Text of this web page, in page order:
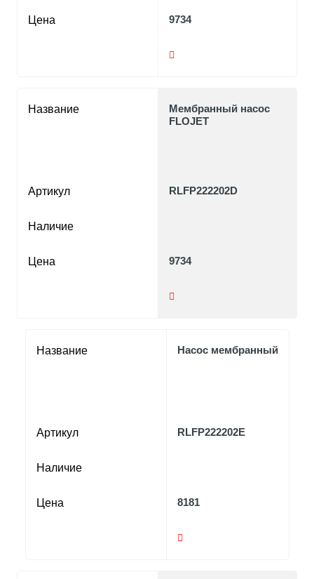
Цена 9734
Название
Артикул
Наличие
Цена
Мембранный насос
FLOJET
RLFP222202D
9734
Название
Артикул
Наличие
Цена
Насос мембранный
RLFP222202E
8181